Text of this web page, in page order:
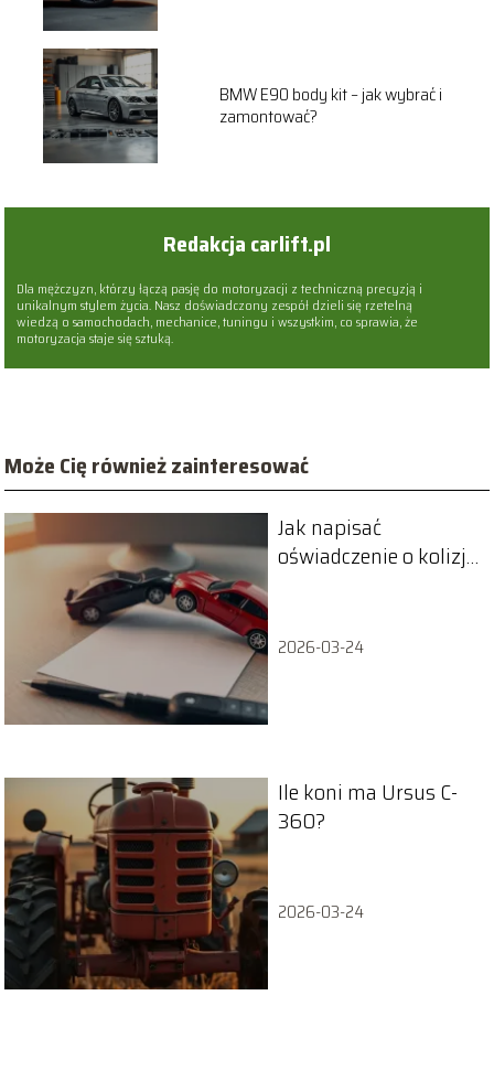
BMW E90 body kit – jak wybrać i
zamontować?
Redakcja carlift.pl
Dla mężczyzn, którzy łączą pasję do motoryzacji z techniczną precyzją i
unikalnym stylem życia. Nasz doświadczony zespół dzieli się rzetelną
wiedzą o samochodach, mechanice, tuningu i wszystkim, co sprawia, że
motoryzacja staje się sztuką.
Może Cię również zainteresować
Jak napisać
oświadczenie o kolizji
2026-03-24
Ile koni ma Ursus C-
360?
2026-03-24